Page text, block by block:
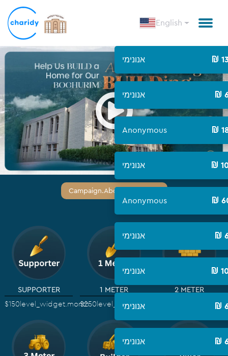
English
אנונימי
אנונימי
Anonymous
אנונימי
Anonymous
אנונימי
אנונימי
אנונימי
אנונימי
Campaign.about_campaign
SUPPORTER
$150level_widget.month
1 METER
$250level_widget.month
2 METER